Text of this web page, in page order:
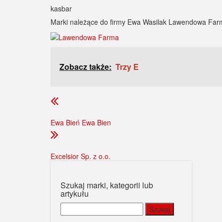
kasbar
Marki należące do firmy Ewa Wasilak Lawendowa
Zobacz także: Trzy E
Ewa Bień Ewa Bien
Excelsior Sp. z o.o.
Szukaj marki, kategorii lub
artykułu